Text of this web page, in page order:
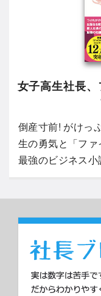
女子高生社長
倒産寸前! がけっ
生の勇気と「フ
最強のビジネス小